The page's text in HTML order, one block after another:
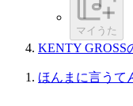
マイうた
KENTY GROSS
ほんまに言うて